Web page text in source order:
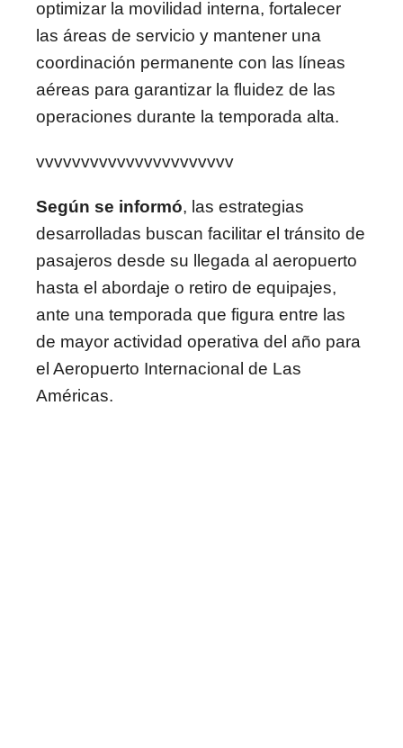
optimizar la movilidad interna, fortalecer
las áreas de servicio y mantener una
coordinación permanente con las líneas
aéreas para garantizar la fluidez de las
operaciones durante la temporada alta.
vvvvvvvvvvvvvvvvvvvvvv
Según se informó, las estrategias
desarrolladas buscan facilitar el tránsito de
pasajeros desde su llegada al aeropuerto
hasta el abordaje o retiro de equipajes,
ante una temporada que figura entre las
de mayor actividad operativa del año para
el Aeropuerto Internacional de Las
Américas.